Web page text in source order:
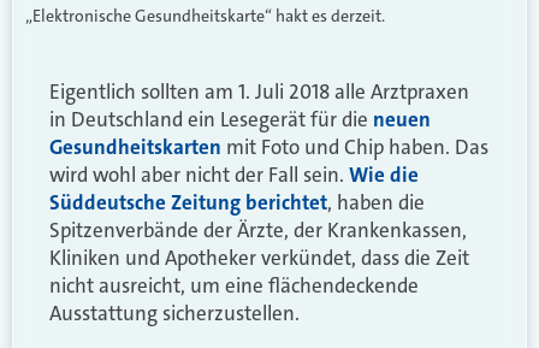
„Elektronische Gesundheitskarte“ hakt es derzeit.
Eigentlich sollten am 1. Juli 2018 alle Arztpraxen
in Deutschland ein Lesegerät für die neuen
Gesundheitskarten mit Foto und Chip haben. Das
wird wohl aber nicht der Fall sein. Wie die
Süddeutsche Zeitung berichtet, haben die
Spitzenverbände der Ärzte, der Krankenkassen,
Kliniken und Apotheker verkündet, dass die Zeit
nicht ausreicht, um eine flächendeckende
Ausstattung sicherzustellen.